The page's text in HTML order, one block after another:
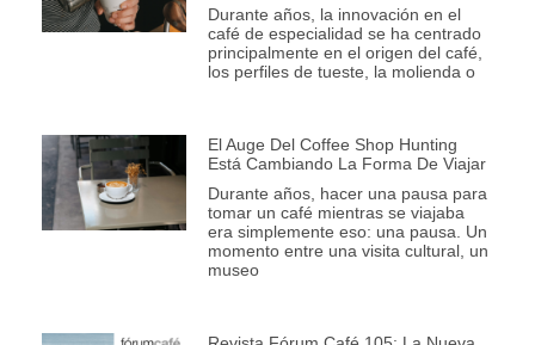
Durante años, la innovación en el
café de especialidad se ha centrado
principalmente en el origen del café,
los perfiles de tueste, la molienda o
El Auge Del Coffee Shop Hunting
Está Cambiando La Forma De Viajar
Durante años, hacer una pausa para
tomar un café mientras se viajaba
era simplemente eso: una pausa. Un
momento entre una visita cultural, un
museo